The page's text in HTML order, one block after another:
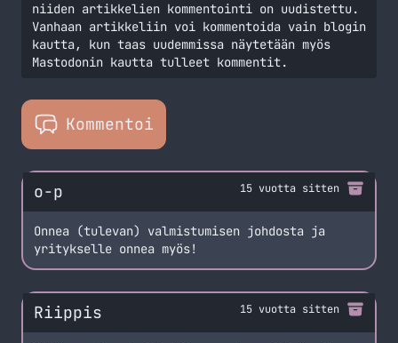
niiden artikkelien kommentointi on uudistettu.
Vanhaan artikkeliin voi kommentoida vain blogin
kautta, kun taas uudemmissa näytetään myös
Mastodonin kautta tulleet kommentit.
Kommentoi
o-p 15 vuotta sitten
Onnea (tulevan) valmistumisen johdosta ja
yritykselle onnea myös!
Riippis 15 vuotta sitten